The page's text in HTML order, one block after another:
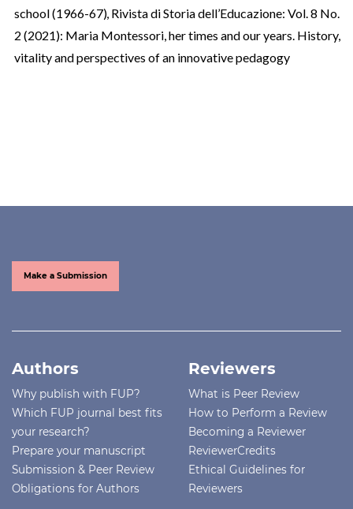
school (1966-67), Rivista di Storia dell’Educazione: Vol. 8 No.
2 (2021): Maria Montessori, her times and our years. History,
vitality and perspectives of an innovative pedagogy
Make a Submission
Authors
Why publish with FUP?
Which FUP journal best fits
your research?
Prepare your manuscript
Submission & Peer Review
Obligations for Authors
Reviewers
What is Peer Review
How to Perform a Review
Becoming a Reviewer
ReviewerCredits
Ethical Guidelines for
Reviewers